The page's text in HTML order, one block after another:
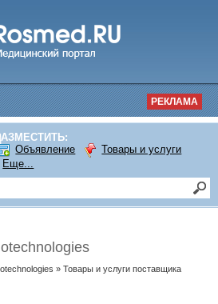
РЕКЛАМА
Объявление
Товары и услуги
Еще...
» Товары и услуги поставщика